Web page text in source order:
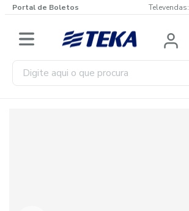
Portal de Boletos Televendas:
Digite aqui o que procura